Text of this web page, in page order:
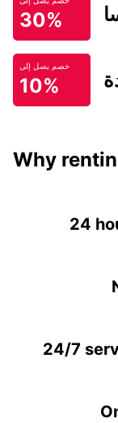
30%
خصم يصل إلى
10%
Why
24
24/7